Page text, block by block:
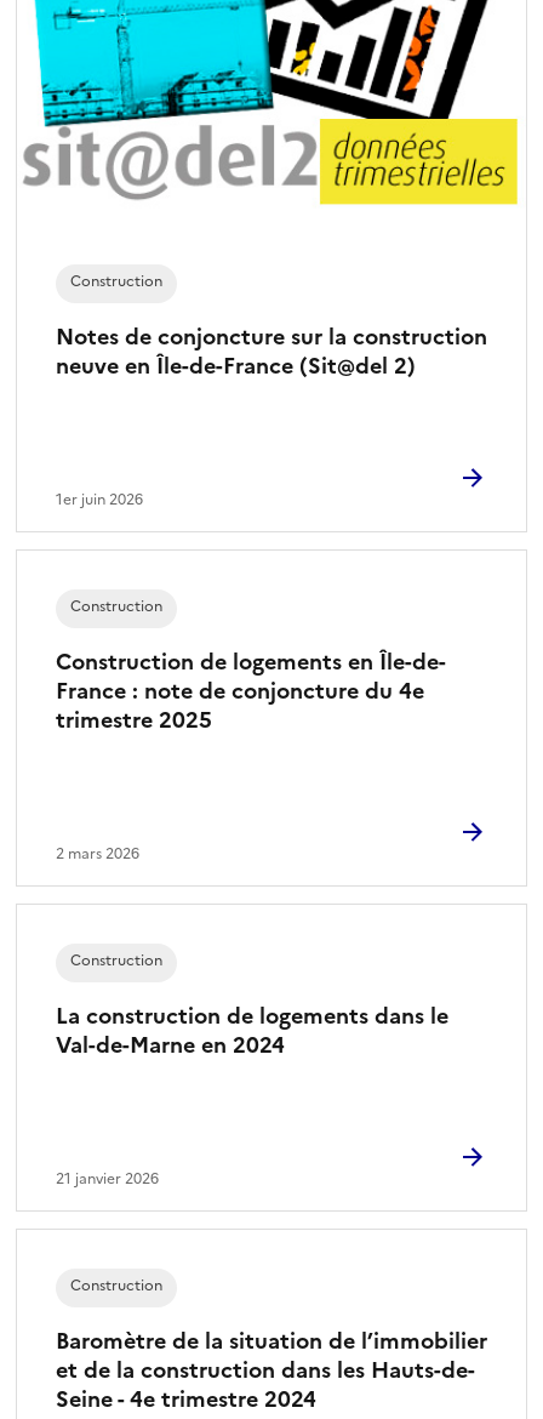
Notes de conjoncture sur la construction
neuve en Île-de-France (Sit@del 2)
Construction
1er juin 2026
Construction de logements en Île-de-
France : note de conjoncture du 4e
trimestre 2025
Construction
2 mars 2026
La construction de logements dans le
Val-de-Marne en 2024
Construction
21 janvier 2026
Baromètre de la situation de l’immobilier
et de la construction dans les Hauts-de-
Seine - 4e trimestre 2024
Construction